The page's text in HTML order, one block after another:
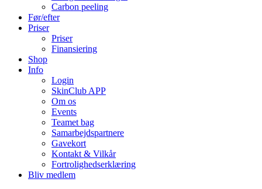
Carbon peeling
Før/efter
Priser
Priser
Finansiering
Shop
Info
Login
SkinClub APP
Om os
Events
Teamet bag
Samarbejdspartnere
Gavekort
Kontakt & Vilkår
Fortrolighedserklæring
Bliv medlem